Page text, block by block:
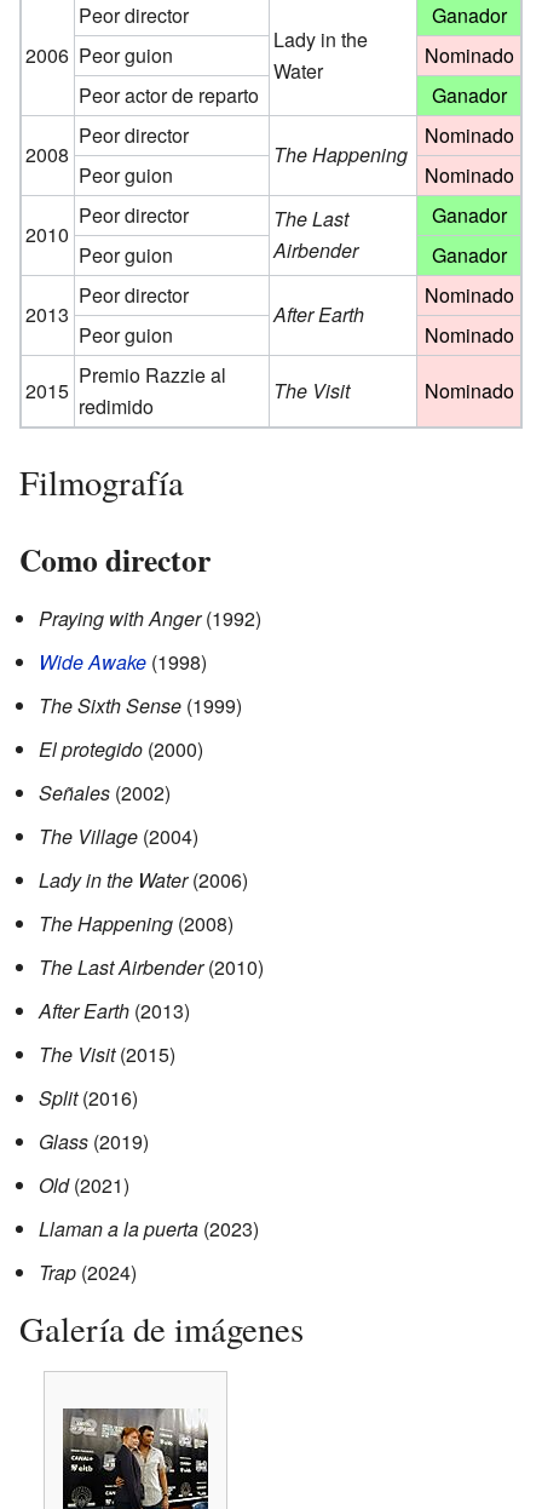
2006
Peor director
Lady in the
Water
Ganador
Peor guion
Nominado
Peor actor de reparto
Ganador
2008
Peor director
The Happening
Nominado
Peor guion
Nominado
2010
Peor director
The Last
Airbender
Ganador
Peor guion
Ganador
2013
Peor director
After Earth
Nominado
Peor guion
Nominado
2015
Premio Razzie al
redimido
The Visit Nominado
Filmografía
Como director
Praying with Anger(1992)
Wide Awake (1998)
The Sixth Sense (1999)
El protegido (2000)
Señales (2002)
The Village (2004)
Lady in the Water(2006)
The Happening (2008)
The Last Airbender(2010)
After Earth (2013)
The Visit(2015)
Split(2016)
Glass (2019)
Old(2021)
Llaman a la puerta (2023)
Trap (2024)
Galería de imágenes